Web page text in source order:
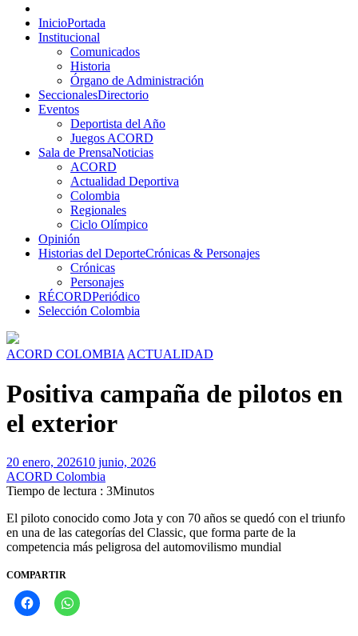
Menú
principalInicioPortada
Institucional
Comunicados
Historia
Órgano de Administración
SeccionalesDirectorio
Eventos
Deportista del Año
Juegos ACORD
Sala de PrensaNoticias
ACORD
Actualidad Deportiva
Colombia
Regionales
Ciclo Olímpico
Opinión
Historias del DeporteCrónicas & Personajes
Crónicas
Personajes
RÉCORDPeriódico
Selección Colombia
ACORD COLOMBIA ACTUALIDAD
Positiva campaña de pilotos en
el exterior
20 enero, 202610 junio, 2026
ACORD Colombia
Tiempo de lectura : 3Minutos
El piloto conocido como Jota y con 70 años se quedó con el triunfo
en una de las categorías del Classic, que forma parte de la
competencia más peligrosa del automovilismo mundial
COMPARTIR